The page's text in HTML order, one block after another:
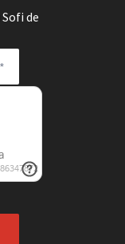
Sofi de